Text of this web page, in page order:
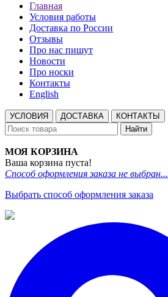
Главная
Условия работы
Доставка по России
Отзывы
Про нас пишут
Новости
Про носки
Контакты
English
УСЛОВИЯ ДОСТАВКА
КОНТАКТЫ
Найти
МОЯ КОРЗИНА
Ваша корзина пуста!
Способ оформления заказа не выбран...
Выбрать способ оформления заказа